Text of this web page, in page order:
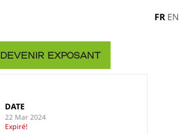
FR EN
Devenir exposant
DATE
22 Mar 2024
Expiré!